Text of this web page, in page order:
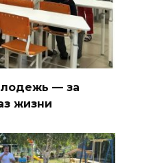
— за
жизни